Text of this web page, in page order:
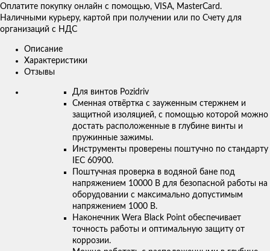
Оплатите покупку онлайн с помощью, VISA, MasterCard.
Наличными курьеру, картой при получении или по Счету для
организаций с НДС
Описание
Характеристики
Отзывы
Для винтов Pozidriv
Сменная отвёртка с зауженным стержнем и
защитной изоляцией, с помощью которой можно
достать расположенные в глубине винты и
пружинные зажимы.
Инструменты проверены поштучно по стандарту
IEC 60900.
Поштучная проверка в водяной бане под
напряжением 10000 В для безопасной работы на
оборудовании с максимально допустимым
напряжением 1000 В.
Наконечник Wera Black Point обеспечивает
точность работы и оптимальную защиту от
коррозии.